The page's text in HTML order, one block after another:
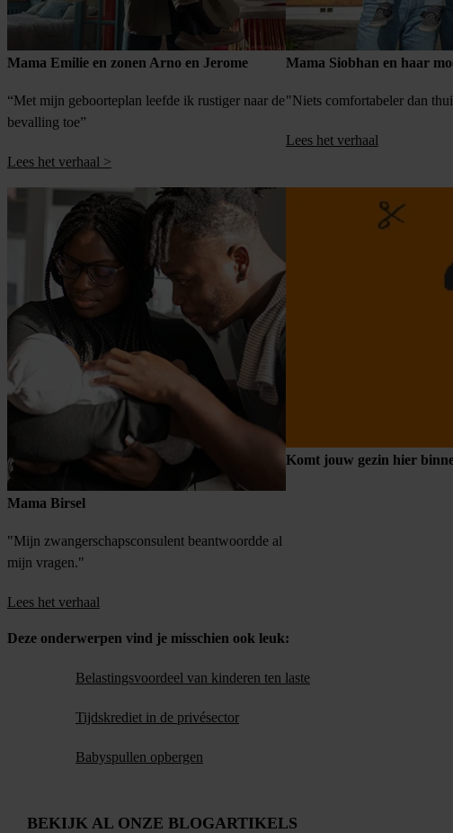
Mama Emilie en zonen Arno en Jerome
“Met mijn geboorteplan leefde ik rustiger naar de
bevalling toe”
Lees het verhaal >
Mama Siobhan en haar
"Niets comfortabeler dan
Lees het verhaal
Mama Birsel
"Mijn zwangerschapsconsulent beantwoordde al
mijn vragen."
Lees het verhaal
Komt jouw gezin hier
Deze onderwerpen vind je misschien ook leuk:
Belastingsvoordeel van kinderen ten laste
Tijdskrediet in de privésector
Babyspullen opbergen
BEKIJK AL ONZE BLOGARTIKELS